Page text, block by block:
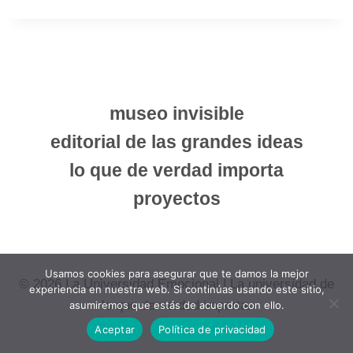
museo invisible
editorial de las grandes ideas
lo que de verdad importa
proyectos
© 2026 La Universidad Emocional | La universidad de
lo que de verdad importa.
Usamos cookies para asegurar que te damos la mejor
experiencia en nuestra web. Si continúas usando este sitio,
asumiremos que estás de acuerdo con ello.
Aceptar
Política de privacidad